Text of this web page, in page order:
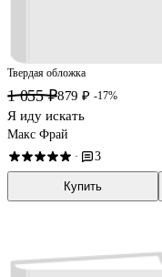
Твердая обложка
1 055 ₽879 ₽ -17%
Я иду искать
Макс Фрай
· 3
Купить